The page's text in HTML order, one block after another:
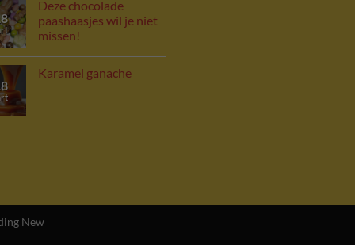
Deze chocolade
paashaasjes wil je niet
missen!
Karamel ganache
New